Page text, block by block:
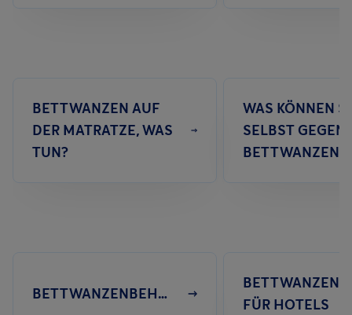
BETTWANZEN AUF
DER MATRATZE, WAS
TUN?
WAS KÖNNEN
SELBST GEGEN
BETTWANZEN
BETTWANZENBEHANDLUNG
FÜR HOTELS